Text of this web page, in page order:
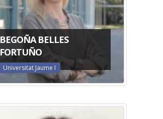
BEGOÑA BELLES
FORTUÑO
Universitat Jaume I